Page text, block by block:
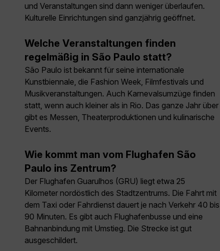
und Veranstaltungen sind dann weniger überlaufen.
Kulturelle Einrichtungen sind ganzjährig geöffnet.
Welche Veranstaltungen finden
regelmäßig in São Paulo statt?
São Paulo ist bekannt für seine internationale
Kunstbiennale, die Fashion Week, Filmfestivals und
Musikveranstaltungen. Auch Karnevalsumzüge finden
statt, wenn auch kleiner als in Rio. Das ganze Jahr über
gibt es Messen, Theaterproduktionen und kulinarische
Events.
Wie kommt man vom Flughafen São
Paulo ins Zentrum?
Der Flughafen Guarulhos (GRU) liegt etwa 25
Kilometer nordöstlich des Stadtzentrums. Die Fahrt mit
dem Taxi oder Fahrdienst dauert je nach Verkehr 40 bis
90 Minuten. Es gibt auch Flughafenbusse und eine
Bahnanbindung mit Umstieg. Die Strecke ist gut
ausgeschildert.